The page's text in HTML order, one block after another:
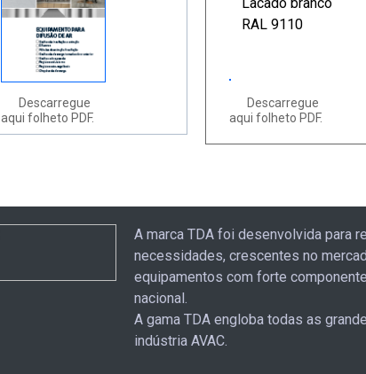
Descarregue
aqui folheto PDF.
Lacado branco
RAL 9110
Descarregue
aqui folheto PDF.
A marca TDA foi desenvolvida para
necessidades, crescentes no
equipamentos com forte
nacional.
A gama TDA engloba todas as
indústria AVAC.